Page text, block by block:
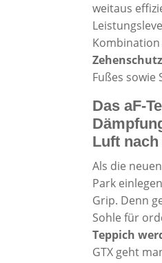
weitaus
Fußes sowie
Das aF-
Luft nach
Als die
Park
Grip. Denn
Sohle für
Teppich
GTX geht